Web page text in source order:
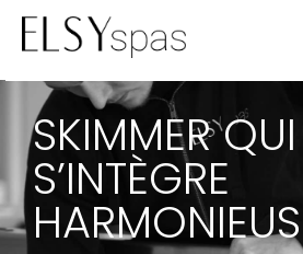
SKIMMER QUI
S’INTÈGRE